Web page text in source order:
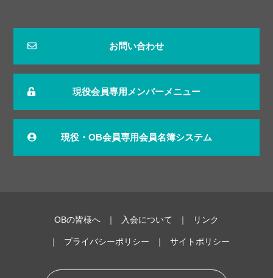
お問い合わせ
現役会員専用メンバーメニュー
現役・OB会員専用会員名簿システム
OBの皆様へ 入会について リンク
プライバシーポリシー サイトポリシー